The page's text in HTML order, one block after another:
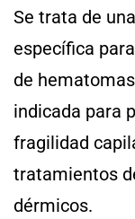
Se trata de
específica
de
indicada para
fragilidad
tratamientos
dérmicos.